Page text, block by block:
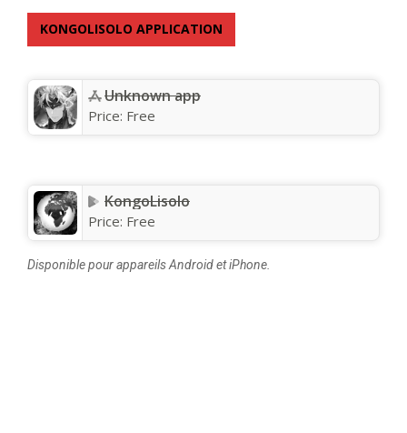
KONGOLISOLO APPLICATION
Unknown app
Price: Free
KongoLisolo
Price: Free
Disponible pour appareils Android et iPhone.